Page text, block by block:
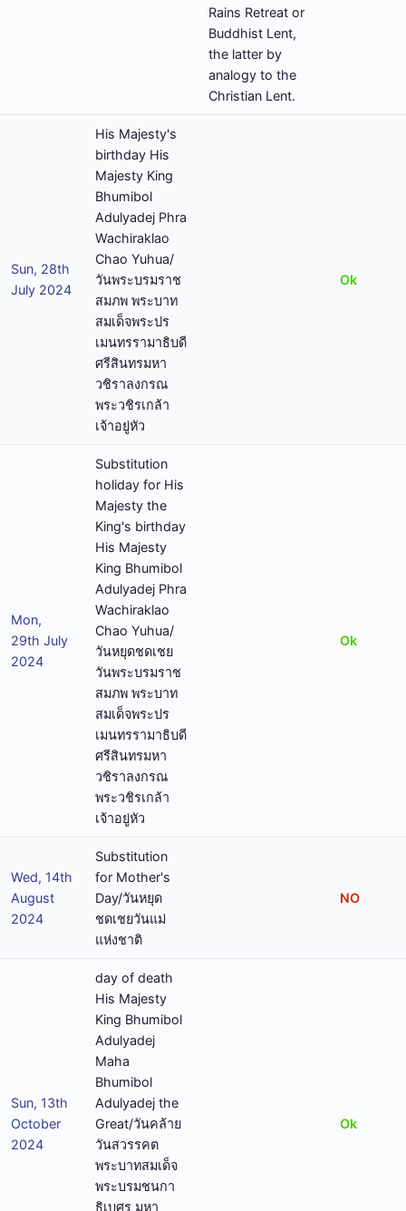
Rains Retreat or
Buddhist Lent,
the latter by
analogy to the
Christian Lent.
Sun, 28th
July 2024
His Majesty's
birthday His
Majesty King
Bhumibol
Adulyadej Phra
Wachiraklao
Chao Yuhua/
วันพระบรมราช
สมภพ พระบาท
สมเด็จพระปร
เมนทรรามาธิบดี
ศรีสินทรมหา
วชิราลงกรณ
พระวชิรเกล้า
เจ้าอยู่หัว
Ok
Mon,
29th July
2024
Substitution
holiday for His
Majesty the
King's birthday
His Majesty
King Bhumibol
Adulyadej Phra
Wachiraklao
Chao Yuhua/
วันหยุดชดเชย
วันพระบรมราช
สมภพ พระบาท
สมเด็จพระปร
เมนทรรามาธิบดี
ศรีสินทรมหา
วชิราลงกรณ
พระวชิรเกล้า
เจ้าอยู่หัว
Ok
Wed, 14th
August
2024
Substitution
for Mother's
Day/วันหยุด
ชดเชยวันแม่
แห่งชาติ
NO
Sun, 13th
October
2024
day of death
His Majesty
King Bhumibol
Adulyadej
Maha
Bhumibol
Adulyadej the
Great/วันคล้าย
วันสวรรคต
พระบาทสมเด็จ
พระบรมชนกา
ธิเบศร มหา
Ok